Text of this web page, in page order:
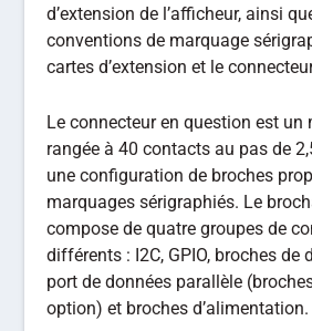
d’extension de l’afficheur, ainsi
conventions de marquage
cartes d’extension et le
Le connecteur en question est un
rangée à 40 contacts au pas de
une configuration de broches
marquages sérigraphiés. Le
compose de quatre groupes de
différents : I2C, GPIO, broches de
port de données parallèle
option) et broches d’alimentation.